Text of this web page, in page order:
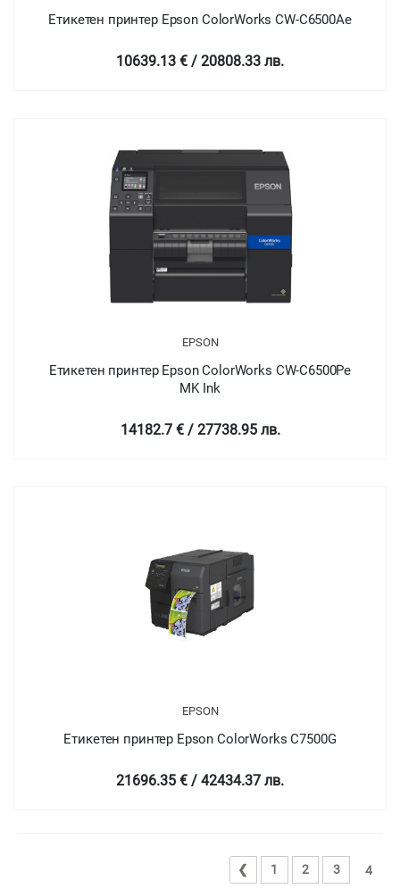
Етикетен принтер Epson ColorWorks CW-C6500Ae
10639.13 € / 20808.33 лв.
EPSON
Етикетен принтер Epson ColorWorks CW-C6500Pe
MK Ink
14182.7 € / 27738.95 лв.
EPSON
Етикетен принтер Epson ColorWorks C7500G
21696.35 € / 42434.37 лв.
❮ 1 2 3 4